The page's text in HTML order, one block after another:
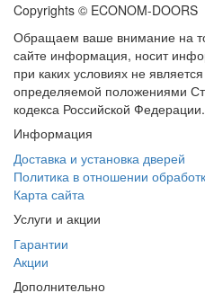
Copyrights © ECONOM-DOORS
Обращаем ваше внимание на
сайте информация, носит
при каких условиях не
определяемой положениями
кодекса Российской Федерации.
Информация
Доставка и установка дверей
Политика в отношении
Карта сайта
Услуги и акции
Гарантии
Акции
Дополнительно